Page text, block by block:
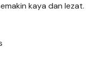
kaya dan lezat.